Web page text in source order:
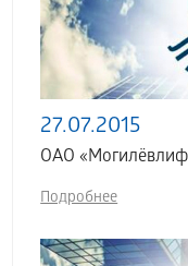
27.07.2015
ОАО
Подробнее